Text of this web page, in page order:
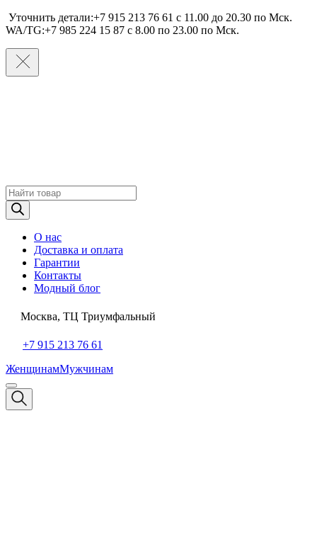
Уточнить детали:+7 915 213 76 61 c 11.00 до 20.30 по Мcк.
WA/TG:+7 985 224 15 87 c 8.00 по 23.00 по Мcк.
Поиск
товаров
О нас
Доставка и оплата
Гарантии
Контакты
Модный блог
Москва, ТЦ Триумфальный
+7 915 213 76 61
ЖенщинамМужчинам